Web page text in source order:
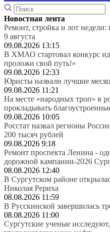
Новостная лента
Ремонт, стройка и лот
9 августа
09.08.2026 13:15
В ХМАО стартовал конкурс
проложи свой путь!»
09.08.2026 12:33
Юристы назвали лучшие
09.08.2026 11:21
На месте «народных троп» в
прокладывать
09.08.2026 10:05
Росстат назвал регионы
200 тысяч рублей
09.08.2026 9:18
Ремонт проспекта Ленина -
дорожной кампании-2026
08.08.2026 12:40
В Сургутском районе
Николая Рериха
08.08.2026 11:59
В Русскинской завершилась
08.08.2026 11:00
Сургутские ученые